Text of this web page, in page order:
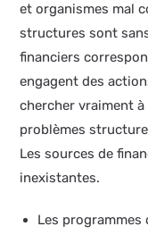
et organismes mal
structures sont
financiers
engagent des
chercher vraiment
problèmes
Les sources de
inexistantes.
Les programmes